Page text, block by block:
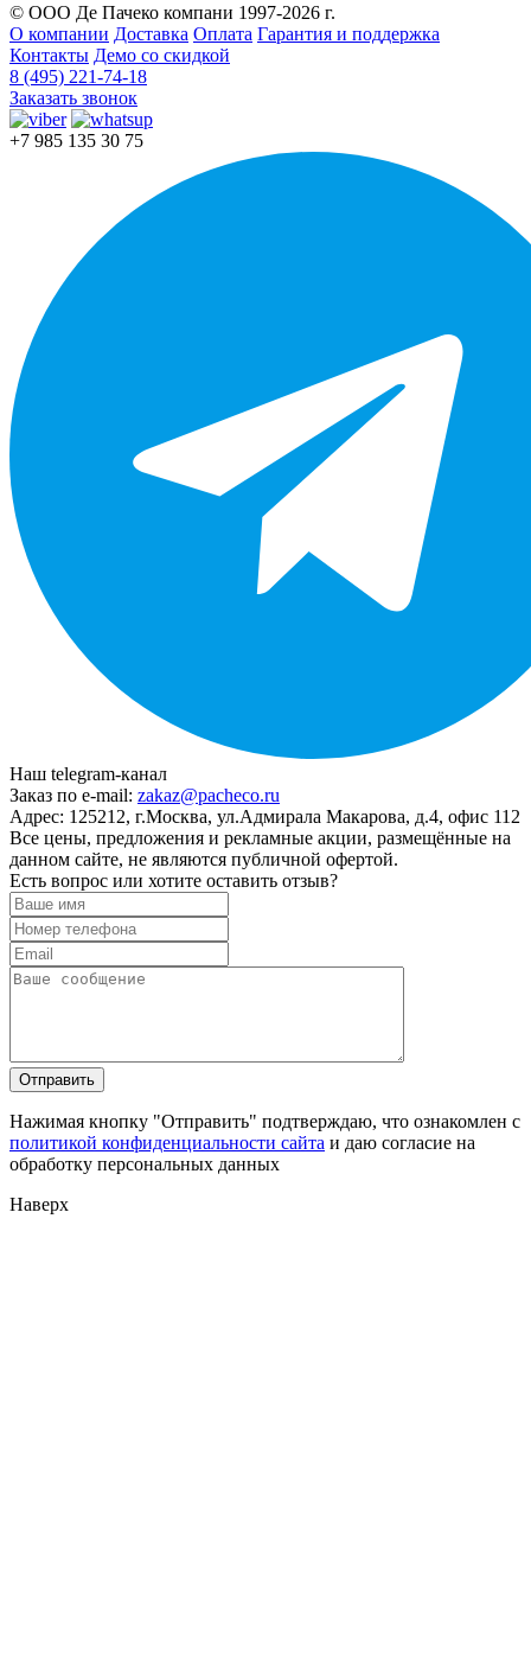
© ООО Де Пачеко компани 1997-2026 г.
О компании Доставка Оплата Гарантия и поддержка
Контакты Демо со скидкой
8 (495) 221-74-18
Заказать звонок
+7 985 135 30 75
Наш telegram-канал
Заказ по e-mail: zakaz@pacheco.ru
Адрес: 125212, г.Москва, ул.Адмирала Макарова, д.4, офис 112
Все цены, предложения и рекламные акции, размещённые на
данном сайте, не являются публичной офертой.
Есть вопрос или хотите оставить отзыв?
Нажимая кнопку "Отправить" подтверждаю, что ознакомлен с
политикой конфиденциальности сайта и даю согласие на
обработку персональных данных
Наверх